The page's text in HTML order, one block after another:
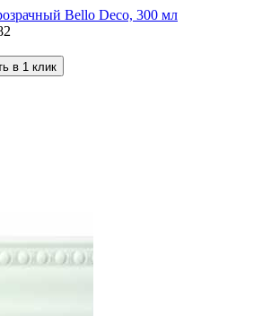
Bello Deco, 300 мл
в 1 клик